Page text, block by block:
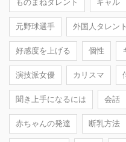
ものまねタレント ギャル
元野球選手 外国人タレント
好感度を上げる 個性
演技派女優 カリスマ
聞き上手になるには 会話
赤ちゃんの発達 断乳方法